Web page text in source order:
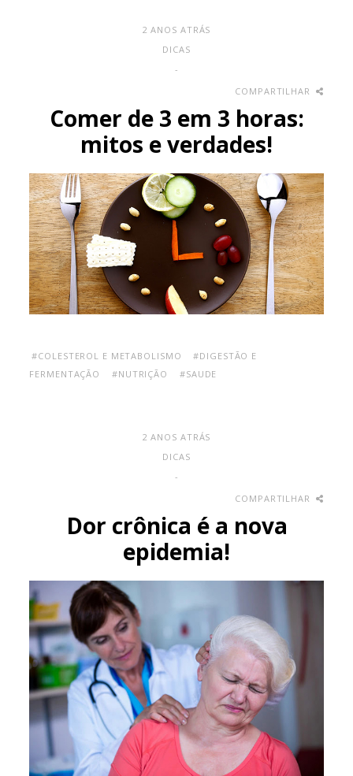
2 ANOS ATRÁS
DICAS
-
COMPARTILHAR
Comer de 3 em 3 horas:
mitos e verdades!
#COLESTEROL E METABOLISMO
#DIGESTÃO E
FERMENTAÇÃO
#NUTRIÇÃO #SAUDE
2 ANOS ATRÁS
DICAS
-
COMPARTILHAR
Dor crônica é a nova
epidemia!